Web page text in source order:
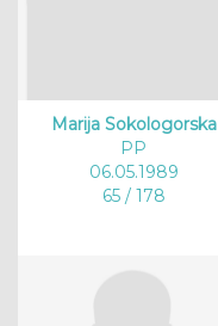
Marija Sokologorska
PP
06.05.1989
65 / 178